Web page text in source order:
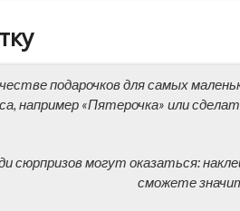
подарочков для самых
например «Пятерочка» или
сюрпризов могут оказаться:
сможете